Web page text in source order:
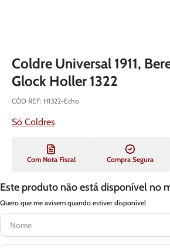
Coldre Universal 1911,
Glock Holler 1322
CÓD REF: H1322-Echo
Só Coldres
Com Nota Fiscal Compra Segura
Este produto não está disponível no
Quero que me avisem quando estiver disponível